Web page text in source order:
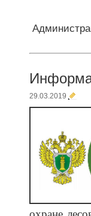
29.03.2019